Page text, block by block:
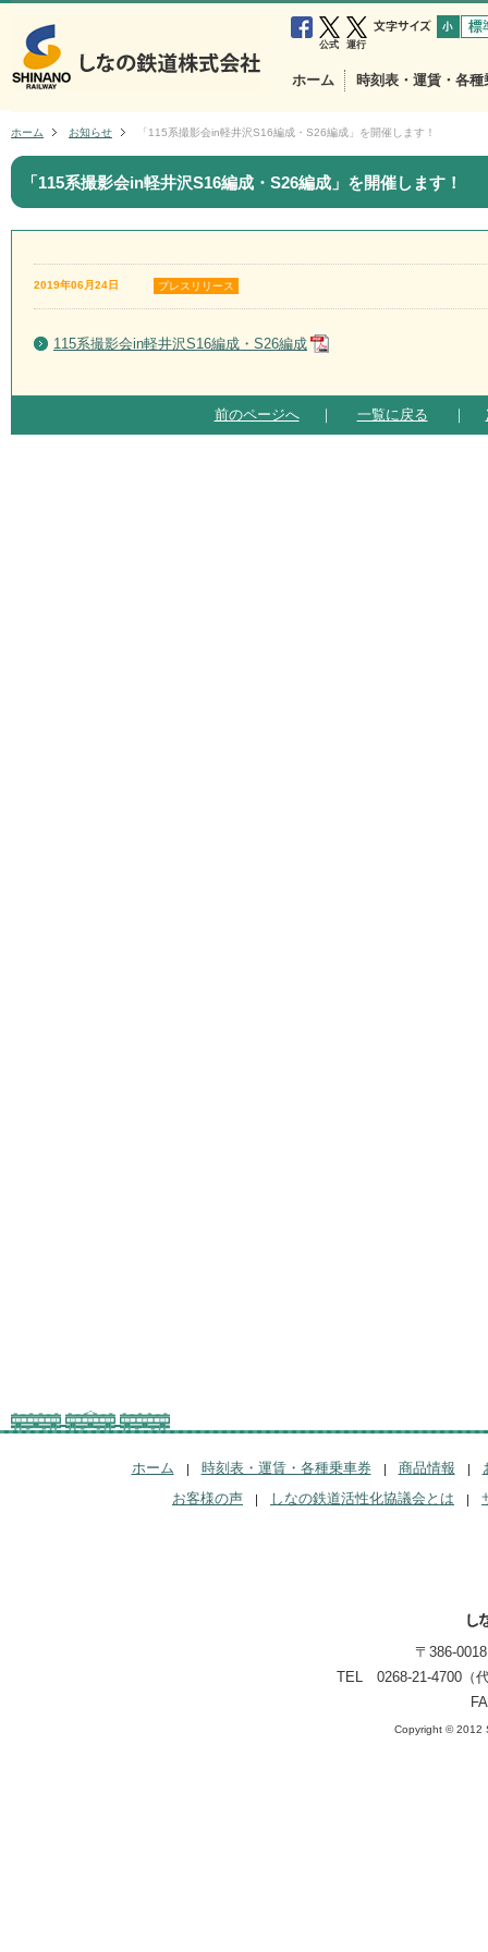
公式 運行
ホーム 時刻表・運賃・各種
ホーム お知らせ 「115系撮影会in軽井沢S16編成・S26編成」を開催します！
「115系撮影会in軽井沢S16編成・S26編成」を開催します！
2019年06月24日 プレスリリース
115系撮影会in軽井沢S16編成・S26編成
前のページへ ｜ 一覧に戻る ｜
ホーム 時刻表・運賃・各種乗車券 商品情報
お客様の声
しなの鉄道活性化協議会とは
〒386-
TEL 0268-21-4700（
Copyright © 2012